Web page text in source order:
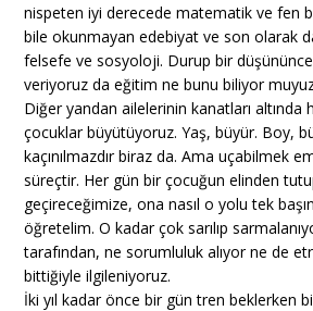
nispeten iyi derecede matematik ve fen
bile okunmayan edebiyat ve son olarak
felsefe ve sosyoloji. Durup bir
veriyoruz da eğitim ne bunu biliyor
Diğer yandan ailelerinin kanatları altında
çocuklar büyütüyoruz. Yaş, büyür. Boy,
kaçınılmazdır biraz da. Ama uçabilmek
süreçtir. Her gün bir çocuğun elinden
geçireceğimize, ona nasıl o yolu tek
öğretelim. O kadar çok sarılıp
tarafından, ne sorumluluk alıyor ne de
bittiğiyle ilgileniyoruz.
İki yıl kadar önce bir gün tren beklerken